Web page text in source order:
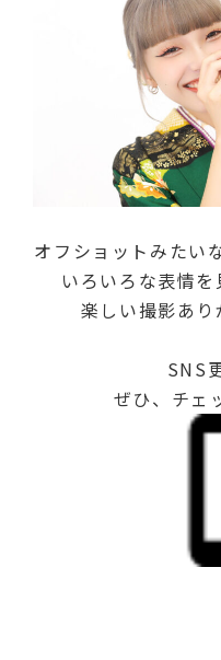
オフショットみたい
いろいろな表情
楽しい撮影あ
SNS
ぜひ、チェ